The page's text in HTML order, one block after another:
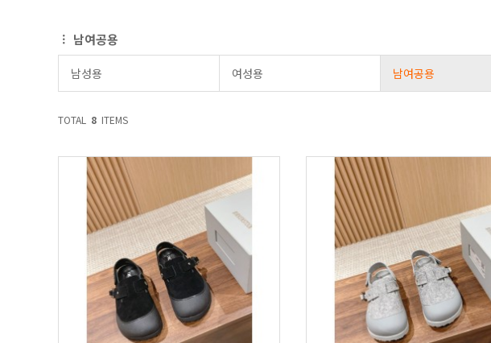
남여공용
남성용 여성용 남여공용
TOTAL 8 ITEMS